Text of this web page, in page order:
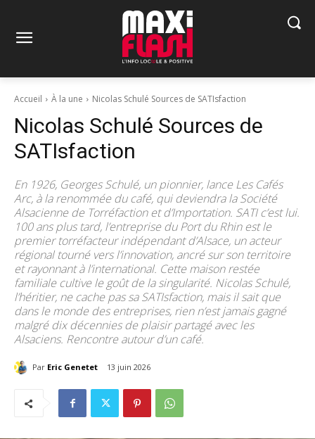
Accueil À la une Nicolas Schulé Sources de SATIsfaction
Nicolas Schulé Sources de
SATIsfaction
En 1926, Georges Schulé, un pionnier, lance Les Cafés
Arc, à la renommée du café, qui deviendra la Société
Alsacienne de Torréfaction et d’Importation. SATI c’est lui.
100 ans plus tard, l’entreprise du Port du Rhin est le
premier torréfacteur indépendant d’Alsace, un acteur
régional tourné vers l’innovation, ancré sur son territoire
et rayonnant à l’international. Cette maison restée
familiale cultive le goût de la singularité. Nicolas Schulé,
l’héritier, ne cache pas sa SATIsfaction, mais il sait que
dans le monde des entreprises, rien n’est jamais gagné
malgré dix décennies de plaisir partagé avec les
Alsaciens. Rencontre autour d’un café.
Par Eric Genetet 13 juin 2026